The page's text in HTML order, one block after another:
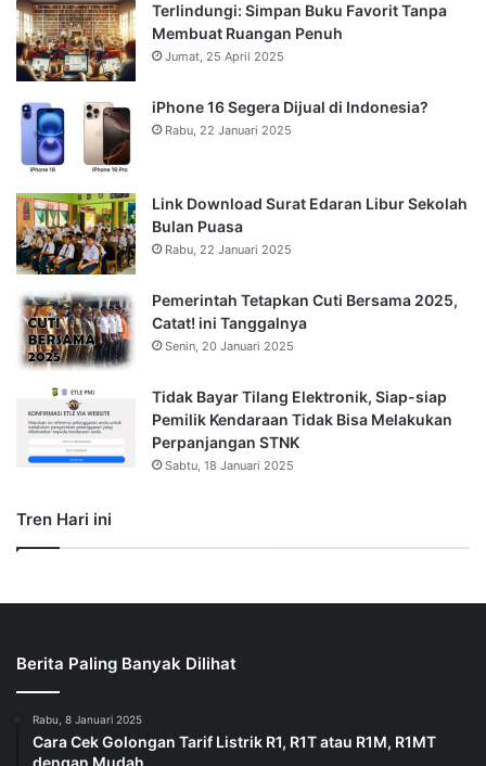
Terlindungi: Simpan Buku Favorit Tanpa
Membuat Ruangan Penuh
Jumat, 25 April 2025
iPhone 16 Segera Dijual di Indonesia?
Rabu, 22 Januari 2025
Link Download Surat Edaran Libur Sekolah
Bulan Puasa
Rabu, 22 Januari 2025
Pemerintah Tetapkan Cuti Bersama 2025,
Catat! ini Tanggalnya
Senin, 20 Januari 2025
Tidak Bayar Tilang Elektronik, Siap-siap
Pemilik Kendaraan Tidak Bisa Melakukan
Perpanjangan STNK
Sabtu, 18 Januari 2025
Tren Hari ini
Berita Paling Banyak Dilihat
Rabu, 8 Januari 2025
Cara Cek Golongan Tarif Listrik R1, R1T atau R1M, R1MT